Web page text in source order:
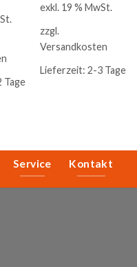
Tage
exkl. 19 % MwSt.
zzgl.
Versandkosten
Lieferzeit: 2-3 Tage
Service Kontakt